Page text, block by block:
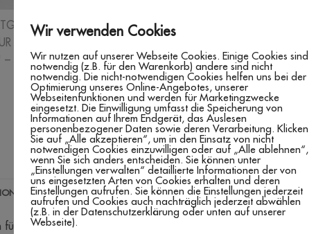
Geschenkideen Team
Glas mit Name,Glasgravur ,Sektglas
Weinglas JGA,Weinglas Trauzeugin
(0)
das Getting Ready oder als Geschenk für das Team Bride?
Wir verwenden Cookies
Wir nutzen auf unserer Webseite Cookies. Einige Cookies sind
notwendig (z.B. für den Warenkorb) andere sind nicht
notwendig. Die nicht-notwendigen Cookies helfen uns bei der
Optimierung unseres Online-Angebotes, unserer
Webseitenfunktionen und werden für Marketingzwecke
eingesetzt. Die Einwilligung umfasst die Speicherung von
Informationen auf Ihrem Endgerät, das Auslesen
personenbezogener Daten sowie deren Verarbeitung. Klicken
Sie auf „Alle akzeptieren“, um in den Einsatz von nicht
notwendigen Cookies einzuwilligen oder auf „Alle ablehnen“,
wenn Sie sich anders entscheiden. Sie können unter
„Einstellungen verwalten“ detaillierte Informationen der von
uns eingesetzten Arten von Cookies erhalten und deren
Einstellungen aufrufen. Sie können die Einstellungen jederzeit
aufrufen und Cookies auch nachträglich jederzeit abwählen
(z.B. in der Datenschutzerklärung oder unten auf unserer
Webseite).